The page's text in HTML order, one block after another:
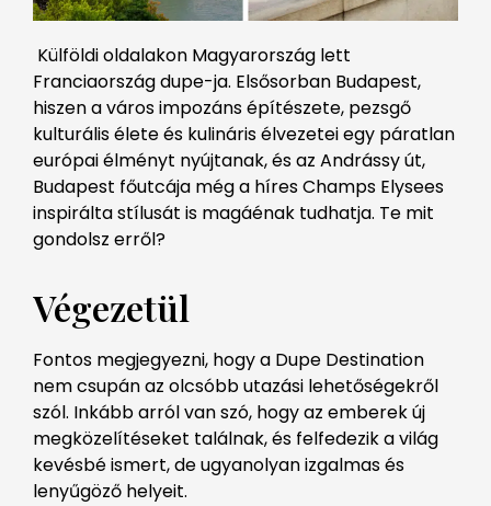
Külföldi oldalakon Magyarország lett
Franciaország dupe-ja. Elsősorban Budapest,
hiszen a város impozáns építészete, pezsgő
kulturális élete és kulináris élvezetei egy páratlan
európai élményt nyújtanak, és az Andrássy út,
Budapest főutcája még a híres Champs Elysees
inspirálta stílusát is magáénak tudhatja. Te mit
gondolsz erről?
Végezetül
Fontos megjegyezni, hogy a Dupe Destination
nem csupán az olcsóbb utazási lehetőségekről
szól. Inkább arról van szó, hogy az emberek új
megközelítéseket találnak, és felfedezik a világ
kevésbé ismert, de ugyanolyan izgalmas és
lenyűgöző helyeit.